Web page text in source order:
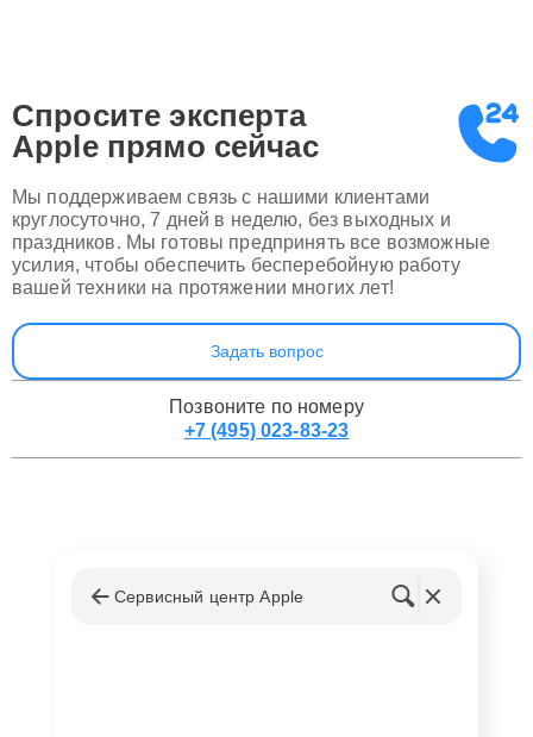
Спросите эксперта
Apple прямо сейчас
Мы поддерживаем связь с нашими клиентами
круглосуточно, 7 дней в неделю, без выходных и
праздников. Мы готовы предпринять все возможные
усилия, чтобы обеспечить бесперебойную работу
вашей техники на протяжении многих лет!
Задать вопрос
Позвоните по номеру
+7 (495) 023-83-23
Сервисный центр Apple